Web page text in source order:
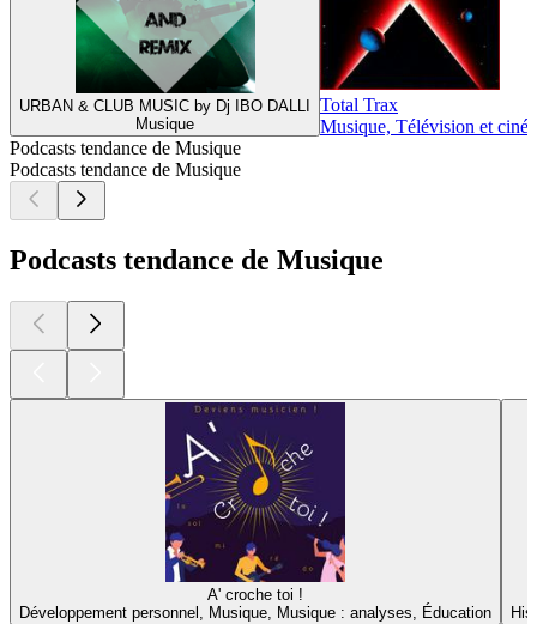
URBAN & CLUB MUSIC by Dj IBO DALLI
Musique
Total Trax
Musique, Télévision et
Podcasts tendance de Musique
Podcasts tendance de Musique
Podcasts tendance de Musique
A' croche toi !
Développement personnel, Musique, Musique : analyses, Éducation